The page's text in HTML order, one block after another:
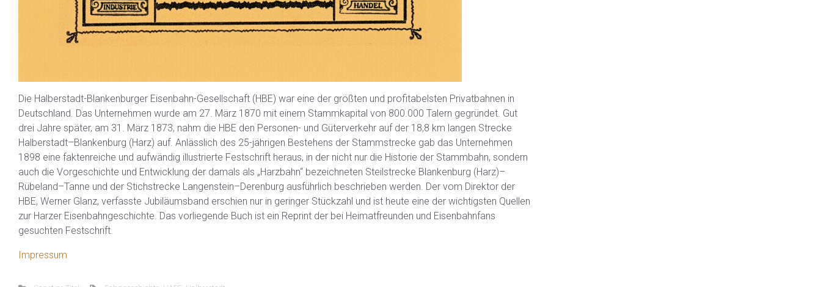
Die Halberstadt-Blankenburger Eisenbahn-Gesellschaft (HBE) war eine der größten und profitabelsten Privatbahnen in
Deutschland. Das Unternehmen wurde am 27. März 1870 mit einem Stammkapital von 800.000 Talern gegründet. Gut
drei Jahre später, am 31. März 1873, nahm die HBE den Personen- und Güterverkehr auf der 18,8 km langen Strecke
Halberstadt–Blankenburg (Harz) auf. Anlässlich des 25-jährigen Bestehens der Stammstrecke gab das Unternehmen
1898 eine faktenreiche und aufwändig illustrierte Festschrift heraus, in der nicht nur die Historie der Stammbahn, sondern
auch die Vorgeschichte und Entwicklung der damals als „Harzbahn“ bezeichneten Steilstrecke Blankenburg (Harz)–
Rübeland–Tanne und der Stichstrecke Langenstein–Derenburg ausführlich beschrieben werden. Der vom Direktor der
HBE, Werner Glanz, verfasste Jubiläumsband erschien nur in geringer Stückzahl und ist heute eine der wichtigsten Quellen
zur Harzer Eisenbahngeschichte. Das vorliegende Buch ist ein Reprint der bei Heimatfreunden und Eisenbahnfans
gesuchten Festschrift.
Impressum